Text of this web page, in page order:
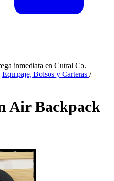
inmediata en Cutral Co.
Equipaje, Bolsos y Carteras /
Air Backpack